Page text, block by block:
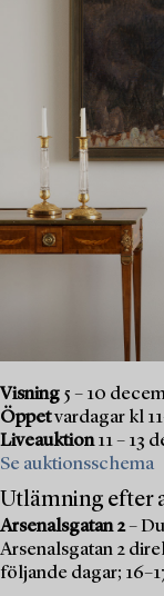
Visning 5 – 10
Öppetvardagar kl
Liveauktion11 – 13
Se auktionsschema
Utlämning efter
Arsenalsgatan 2–
Arsenalsgatan 2
följande dagar;